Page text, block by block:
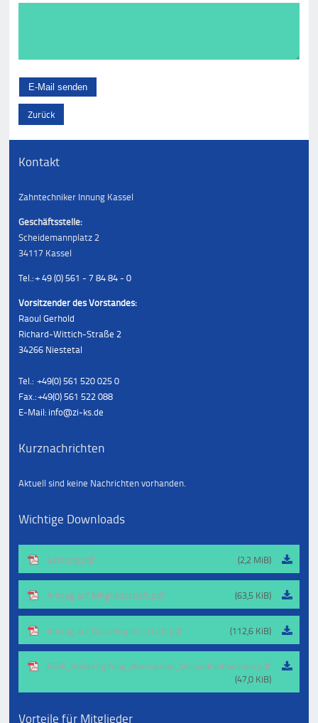
Zurück
Kontakt
Zahntechniker Innung Kassel
Geschäftsstelle:
Scheidemannplatz 2
34117 Kassel
Tel.: + 49 (0) 561 - 7 84 84 - 0
Vorsitzender des Vorstandes:
Raoul Gerhold
Richard-Wittich-Straße 2
34266 Niestetal
Tel.: +49(0) 561 520 025 0
Fax.: +49(0) 561 522 088
E-Mail: info@zi-ks.de
Kurznachrichten
Aktuell sind keine Nachrichten vorhanden.
Wichtige Downloads
Satzung.pdf (2,2 MiB)
Antrag auf Mitgliedschaft.pdf (63,5 KiB)
Antrag auf Gastmitgliedschaft.pdf (112,6 KiB)
BGBl_Bekaempfung_Korruption_Gesundheitswesen.pdf
(47,0 KiB)
Vorteile für Mitglieder